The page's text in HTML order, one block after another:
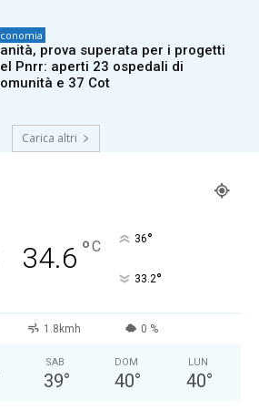
prova superata per i progetti
Pnrr: aperti 23 ospedali di
e 37 Cot
Carica altri
34.6 °C 36°
33.2°
1.8kmh 0 %
SAB
39°
DOM
40°
LUN
40°